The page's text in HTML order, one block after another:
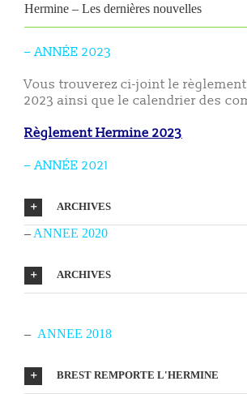
Hermine – Les dernières nouvelles
–ANNÉE 2023
Vous trouverez ci-joint le règlement
2023 ainsi que le calendrier des
Règlement Hermine 2023
–ANNÉE 2021
ARCHIVES
– ANNEE 2020
ARCHIVES
– ANNEE 2018
BREST REMPORTE L'HERMINE